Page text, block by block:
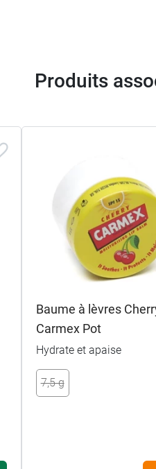
Produits
Baume à lèvres
Carmex Pot
Hydrate et apaise
7,5 g